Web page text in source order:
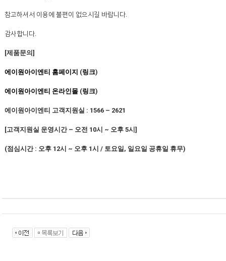
참고하셔서 이용에 불편이 없으시길 바랍니다.
감사합니다.
[제품문의 ]
에이원아이엔티 홈페이지 (링크)
에이원아이엔티 온라인몰(링크)
에이원아이엔티 고객지원실 : 1566 – 2621
[고객지원실 운영시간 – 오전 10시 ~ 오후5시 ]
(점심시간: 오후12시 ~ 오후1시 / 토요일, 일요일 공휴일 휴무)